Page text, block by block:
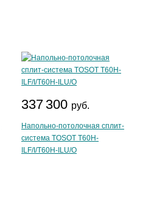
337 300 руб.
Напольно-потолочная сплит-
система TOSOT T60H-
ILF/I/T60H-ILU/O